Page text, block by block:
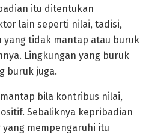
itu ditentukan
lain seperti nilai, tadisi,
yang tidak mantap atau buruk
Lingkungan yang buruk
buruk juga.
bila kontribus nilai,
Sebaliknya kepribadian
mempengaruhi itu